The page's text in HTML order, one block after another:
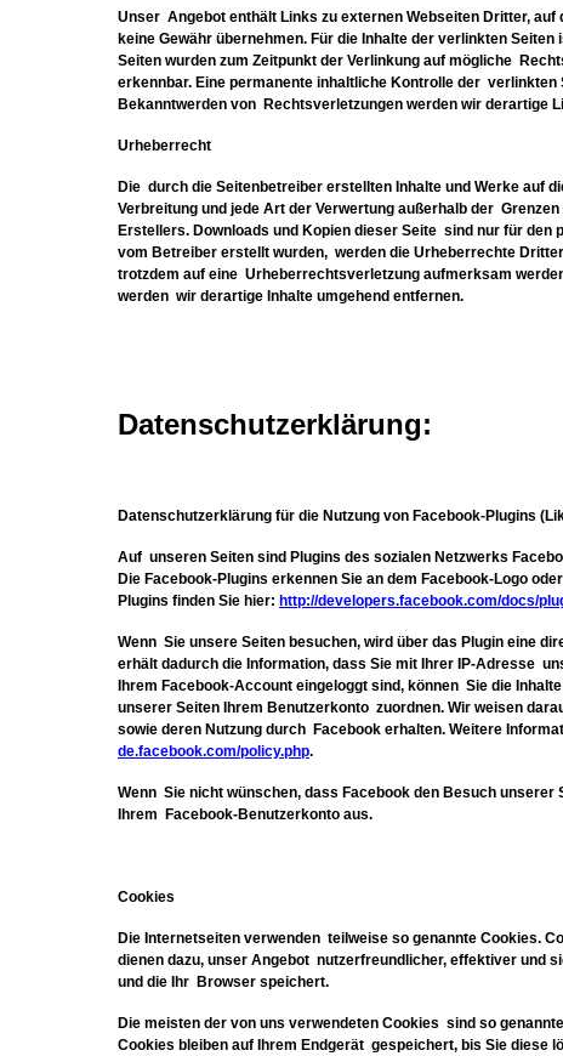
Unser Angebot enthält Links zu externen Webseiten Dritter,
keine Gewähr übernehmen. Für die Inhalte der verlinkten
Seiten wurden zum Zeitpunkt der Verlinkung auf mögliche
erkennbar. Eine permanente inhaltliche Kontrolle der
Bekanntwerden von Rechtsverletzungen werden wir derartige
Urheberrecht
Die durch die Seitenbetreiber erstellten Inhalte und Werke auf
Verbreitung und jede Art der Verwertung außerhalb der
Erstellers. Downloads und Kopien dieser Seite sind nur für
vom Betreiber erstellt wurden, werden die Urheberrechte
trotzdem auf eine Urheberrechtsverletzung aufmerksam
werden wir derartige Inhalte umgehend entfernen.
Datenschutzerklärung:
Datenschutzerklärung für die Nutzung von Facebook-Plugins
Auf unseren Seiten sind Plugins des sozialen Netzwerks
Die Facebook-Plugins erkennen Sie an dem Facebook-Logo
Plugins finden Sie hier: http://developers.facebook.com/docs/
Wenn Sie unsere Seiten besuchen, wird über das Plugin eine
erhält dadurch die Information, dass Sie mit Ihrer IP-Adresse
Ihrem Facebook-Account eingeloggt sind, können Sie die
unserer Seiten Ihrem Benutzerkonto zuordnen. Wir weisen
sowie deren Nutzung durch Facebook erhalten. Weitere
de.facebook.com/policy.php.
Wenn Sie nicht wünschen, dass Facebook den Besuch
Ihrem Facebook-Benutzerkonto aus.
Cookies
Die Internetseiten verwenden teilweise so genannte Cookies.
dienen dazu, unser Angebot nutzerfreundlicher, effektiver und
und die Ihr Browser speichert.
Die meisten der von uns verwendeten Cookies sind so
Cookies bleiben auf Ihrem Endgerät gespeichert, bis Sie diese